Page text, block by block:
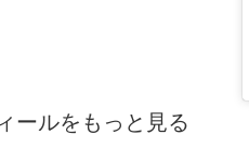
ールをもっと見る